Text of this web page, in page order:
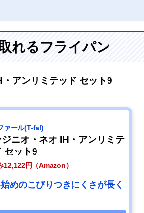
れるフライパン
アンリミテッド セット9
ァール(T-fal)
ジニオ・ネオ IH・アンリミテ
セット9
12,122円（Amazon）
めのこびりつきにくさが長く